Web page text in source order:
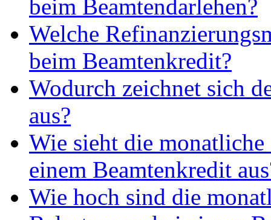
beim Beamtendarlehen?
Welche
beim Beamtenkredit?
Wodurch zeichnet sich
aus?
Wie sieht die
einem Beamtenkredit
Wie hoch sind die